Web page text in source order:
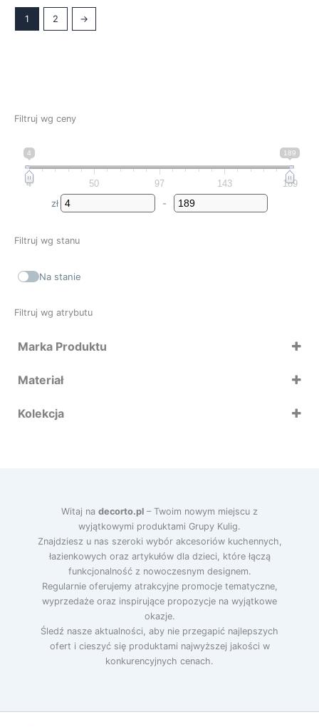
Filtruj wg ceny
4 189
4 50 97 143 189
zł
Minimum Price
-
Maximum Price
Filtruj wg stanu
Na stanie
Filtruj wg atrybutu
Marka Produktu
Brabantia
Koziol
Zone Denmark
Materiał
Kolekcja
1 2 →
Witaj na decorto.pl – Twoim nowym miejscu z
wyjątkowymi produktami Grupy Kulig.
Znajdziesz u nas szeroki wybór akcesoriów kuchennych,
łazienkowych oraz artykułów dla dzieci, które łączą
funkcjonalność z nowoczesnym designem.
Regularnie oferujemy atrakcyjne promocje tematyczne,
wyprzedaże oraz inspirujące propozycje na wyjątkowe
okazje.
Śledź nasze aktualności, aby nie przegapić najlepszych
ofert i cieszyć się produktami najwyższej jakości w
konkurencyjnych cenach.